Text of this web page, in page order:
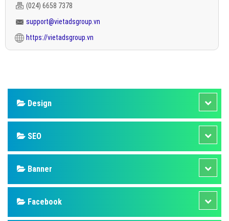
(024) 6658 7378
support@vietadsgroup.vn
https://vietadsgroup.vn